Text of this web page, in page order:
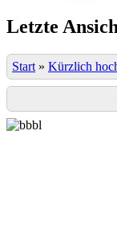
Letzte
Start » Kürzlich